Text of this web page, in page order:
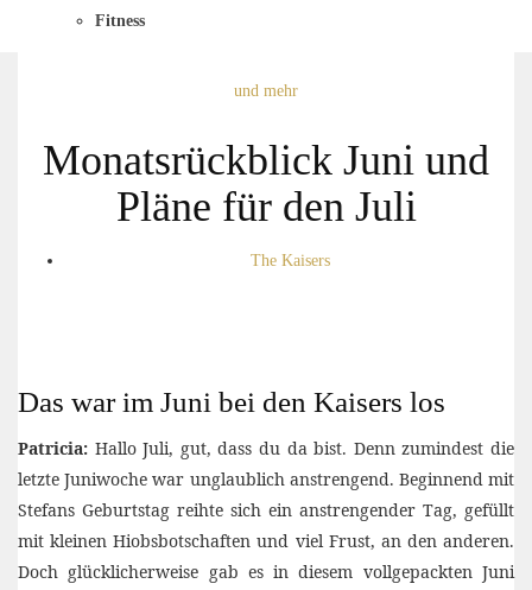
Fitness
und mehr
Monatsrückblick Juni und
Pläne für den Juli
The Kaisers
Das war im Juni bei den Kaisers los
Patricia: Hallo Juli, gut, dass du da bist. Denn zumindest die
letzte Juniwoche war unglaublich anstrengend. Beginnend mit
Stefans Geburtstag reihte sich ein anstrengender Tag, gefüllt
mit kleinen Hiobsbotschaften und viel Frust, an den anderen.
Doch glücklicherweise gab es in diesem vollgepackten Juni